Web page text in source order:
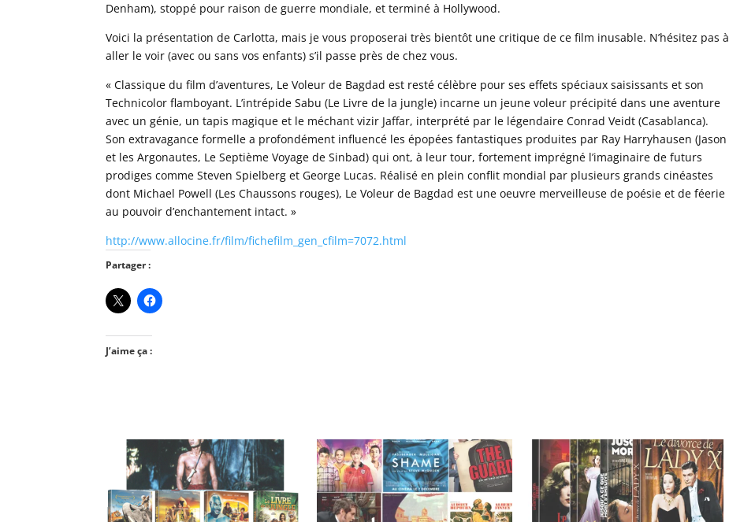
Denham), stoppé pour raison de guerre mondiale, et terminé à Hollywood.
Voici la présentation de Carlotta, mais je vous proposerai très bientôt une critique de ce film inusable. N’hésitez pas à
aller le voir (avec ou sans vos enfants) s’il passe près de chez vous.
« Classique du film d’aventures, Le Voleur de Bagdad est resté célèbre pour ses effets spéciaux saisissants et son
Technicolor flamboyant. L’intrépide Sabu (Le Livre de la jungle) incarne un jeune voleur précipité dans une aventure
avec un génie, un tapis magique et le méchant vizir Jaffar, interprété par le légendaire Conrad Veidt (Casablanca).
Son extravagance formelle a profondément influencé les épopées fantastiques produites par Ray Harryhausen (Jason
et les Argonautes, Le Septième Voyage de Sinbad) qui ont, à leur tour, fortement imprégné l’imaginaire de futurs
prodiges comme Steven Spielberg et George Lucas. Réalisé en plein conflit mondial par plusieurs grands cinéastes
dont Michael Powell (Les Chaussons rouges), Le Voleur de Bagdad est une oeuvre merveilleuse de poésie et de féerie
au pouvoir d’enchantement intact. »
http://www.allocine.fr/film/fichefilm_gen_cfilm=7072.html
Partager :
J’aime ça :